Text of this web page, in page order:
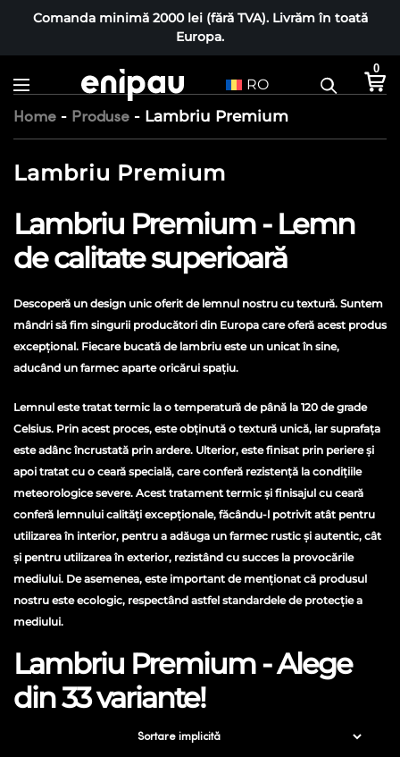
Comanda minimă 2000 lei (fără TVA). Livrăm în toată
Europa.
RO
0
Home - Produse - Lambriu Premium
Lambriu Premium
Lambriu Premium - Lemn
de calitate superioară
Descoperă un design unic oferit de lemnul nostru cu textură. Suntem
mândri să fim singurii producători din Europa care oferă acest produs
excepțional. Fiecare bucată de lambriu este un unicat în sine,
aducând un farmec aparte oricărui spațiu.
Lemnul este tratat termic la o temperatură de până la 120 de grade
Celsius. Prin acest proces, este obținută o textură unică, iar suprafața
este adânc încrustată prin ardere. Ulterior, este finisat prin periere și
apoi tratat cu o ceară specială, care conferă rezistență la condițiile
meteorologice severe. Acest tratament termic și finisajul cu ceară
conferă lemnului calități excepționale, făcându-l potrivit atât pentru
utilizarea în interior, pentru a adăuga un farmec rustic și autentic, cât
și pentru utilizarea în exterior, rezistând cu succes la provocările
mediului. De asemenea, este important de menționat că produsul
nostru este ecologic, respectând astfel standardele de protecție a
mediului.
Lambriu Premium - Alege
din 33 variante!